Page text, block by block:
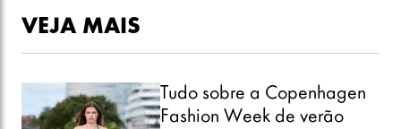
VEJA MAIS
Tudo sobre a Copenhagen
Fashion Week de verão